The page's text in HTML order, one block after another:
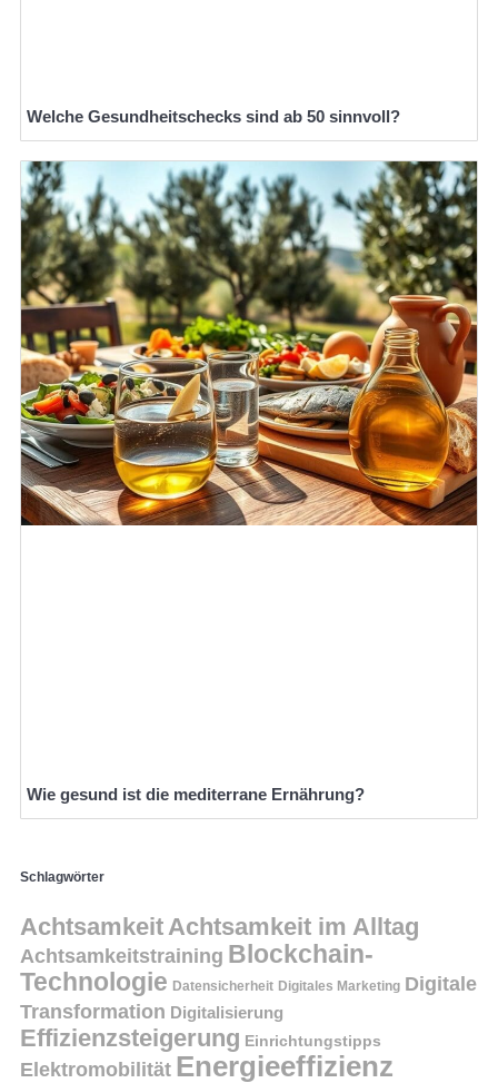
Welche Gesundheitschecks sind ab 50 sinnvoll?
Wie gesund ist die mediterrane Ernährung?
Schlagwörter
Achtsamkeit Achtsamkeit im Alltag
Achtsamkeitstraining Blockchain-
Technologie Datensicherheit Digitales Marketing Digitale
Transformation Digitalisierung
Effizienzsteigerung Einrichtungstipps
Elektromobilität Energieeffizienz